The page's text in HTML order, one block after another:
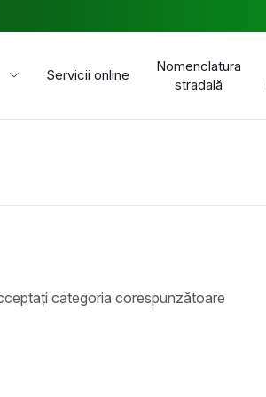
Servicii online
Nomenclatura
stradală